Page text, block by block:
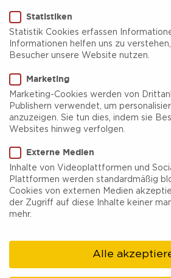
Landschaftspark
Nord
Der Landschaftspark Duisburg-
Ein atemberaubendes
Vergangenheit und kreativem
erwartet Besucher inmitten des
Naturerlebnis zu einer
Ob bei Tageslicht oder in der
Statistiken
Statistik Cookies erfassen
Informationen helfen uns zu
Besucher unsere Website nutzen.
Marketing
Marketing-Cookies werden von
Publishern verwendet, um
anzuzeigen. Sie tun dies, indem sie
Websites hinweg verfolgen.
Externe Medien
Inhalte von Videoplattformen und
Plattformen werden standardmäßig
Cookies von externen Medien
der Zugriff auf diese Inhalte keiner
mehr.
Alle